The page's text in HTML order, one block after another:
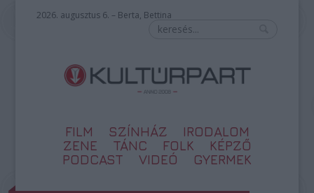
2026. augusztus 6. – Berta, Bettina
FILM SZÍNHÁZ
IRODALOM
ZENE
TÁNC FOLK
KÉPZŐ
PODCAST
VIDEÓ GYERMEK